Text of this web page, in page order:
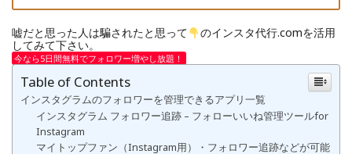
嘘だと思った人は騙されたと思って
のインスタ代行.comを活用
してみて下さい。
今なら5日間無料でフォロワー増やし放題！
Table of Contents
インスタグラムのフォロワーを管理できるアプリ一覧
インスタグラム フォロワー追跡 – フォローいいね管理ツールfor
Instagram
マイトップファン（Instagram用）・フォロワー追跡などが可能